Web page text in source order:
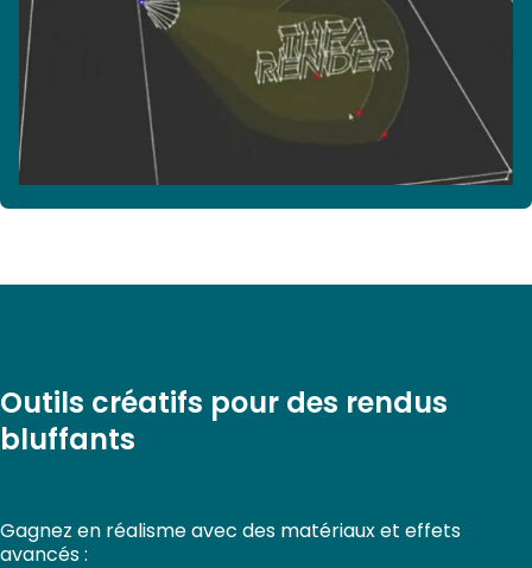
Outils créatifs pour des rendus
bluffants
Gagnez en réalisme avec des matériaux et effets
avancés :